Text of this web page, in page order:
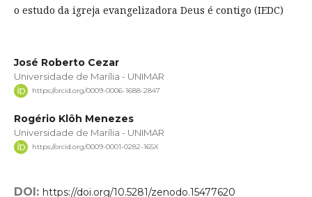
o estudo da igreja evangelizadora Deus é contigo (IEDC)
José Roberto Cezar
Universidade de Marília - UNIMAR
https://orcid.org/0009-0006-1688-2847
Rogério Klôh Menezes
Universidade de Marília - UNIMAR
https://orcid.org/0009-0001-0282-165X
DOI: https://doi.org/10.5281/zenodo.15477620